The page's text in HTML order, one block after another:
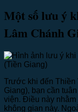
Một số lưu ý
Lâm Chánh
Trước khi đến Thiền
Giang), bạn cần
viện. Điều này nhằm
không gian này.